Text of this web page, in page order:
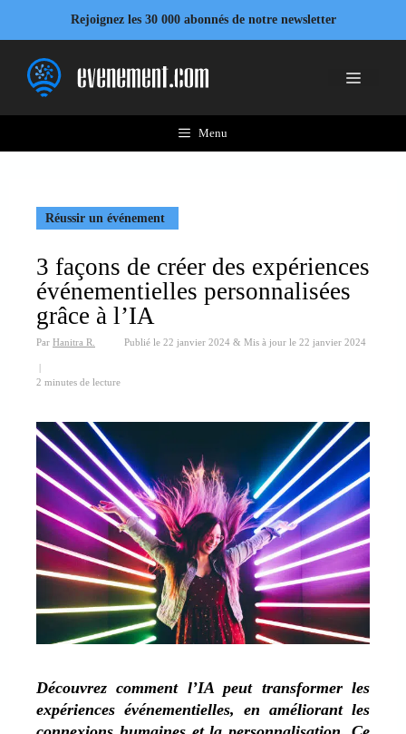
contenu
Rejoignez les 30 000 abonnés de notre newsletter
Menu
Menu
Réussir un événement
3 façons de créer des expériences
événementielles personnalisées
grâce à l’IA
Par Hanitra R. Publié le 22 janvier 2024 & Mis à jour le 22 janvier 2024
|
2 minutes de lecture
Découvrez comment l’IA peut transformer les
expériences événementielles, en améliorant les